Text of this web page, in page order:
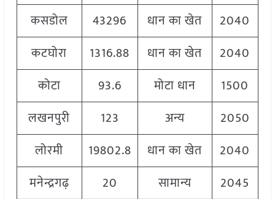
कसडोल
43296 धान का खेत 2040
कटघोरा
1316.88 धान का खेत 2040
कोटा
93.6 मोटा धान 1500
लखनपुरी
123 अन्य 2050
लोरमी
19802.8 धान का खेत 2040
मनेन्द्रगढ़
20 सामान्य 2045